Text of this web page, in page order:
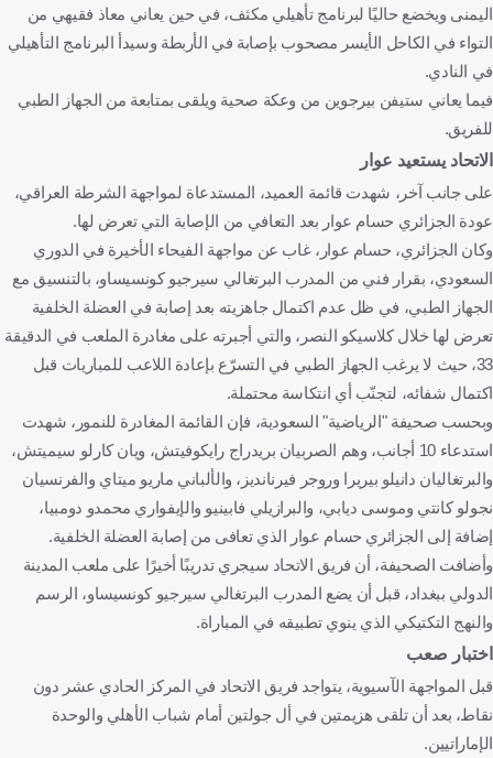
اليمنى ويخضع حاليًا لبرنامج تأهيلي مكثف، في حين يعاني معاذ فقيهي من
التواء في الكاحل الأيسر مصحوب بإصابة في الأربطة وسيدأ البرنامج التأهيلي
في النادي.
فيما يعاني ستيفن بيرجوين من وعكة صحية ويلقى بمتابعة من الجهاز الطبي
للفريق.
الاتحاد يستعيد عوار
على جانب آخر، شهدت قائمة العميد، المستدعاة لمواجهة الشرطة العراقي،
عودة الجزائري حسام عوار بعد التعافي من الإصابة التي تعرض لها.
وكان الجزائري، حسام عوار، غاب عن مواجهة الفيحاء الأخيرة في الدوري
السعودي، بقرار فني من المدرب البرتغالي سيرجيو كونسيساو، بالتنسيق مع
الجهاز الطبي، في ظل عدم اكتمال جاهزيته بعد إصابة في العضلة الخلفية
تعرض لها خلال كلاسيكو النصر، والتي أجبرته على مغادرة الملعب في الدقيقة
33، حيث لا يرغب الجهاز الطبي في التسرّع بإعادة اللاعب للمباريات قبل
اكتمال شفائه، لتجنّب أي انتكاسة محتملة.
وبحسب صحيفة "الرياضية" السعودية، فإن القائمة المغادرة للنمور، شهدت
استدعاء 10 أجانب، وهم الصربيان بريدراج رايكوفيتش، ويان كارلو سيميتش،
والبرتغاليان دانيلو بيريرا وروجر فيرنانديز، والألباني ماريو ميتاي والفرنسيان
نجولو كانتي وموسى ديابي، والبرازيلي فابينيو والإيفواري محمدو دومبيا،
إضافة إلى الجزائري حسام عوار الذي تعافى من إصابة العضلة الخلفية.
وأضافت الصحيفة، أن فريق الاتحاد سيجري تدريبًا أخيرًا على ملعب المدينة
الدولي ببغداد، قبل أن يضع المدرب البرتغالي سيرجيو كونسيساو، الرسم
والنهج التكتيكي الذي ينوي تطبيقه في المباراة.
اختبار صعب
قبل المواجهة الآسيوية، يتواجد فريق الاتحاد في المركز الحادي عشر دون
نقاط، بعد أن تلقى هزيمتين في أل جولتين أمام شباب الأهلي والوحدة
الإماراتيين.